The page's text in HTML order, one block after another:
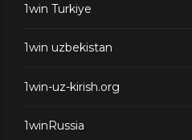
1win Turkiye
1win uzbekistan
1win-uz-kirish.org
1winRussia